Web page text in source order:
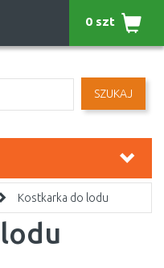
SZUKAJ
0 szt
Kostkarka do lodu